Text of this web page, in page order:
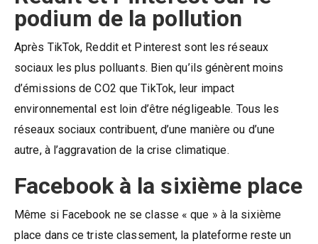
podium de la pollution
Après TikTok, Reddit et Pinterest sont les réseaux
sociaux les plus polluants. Bien qu’ils génèrent moins
d’émissions de CO2 que TikTok, leur impact
environnemental est loin d’être négligeable. Tous les
réseaux sociaux contribuent, d’une manière ou d’une
autre, à l’aggravation de la crise climatique.
Facebook à la sixième place
Même si Facebook ne se classe « que » à la sixième
place dans ce triste classement, la plateforme reste un